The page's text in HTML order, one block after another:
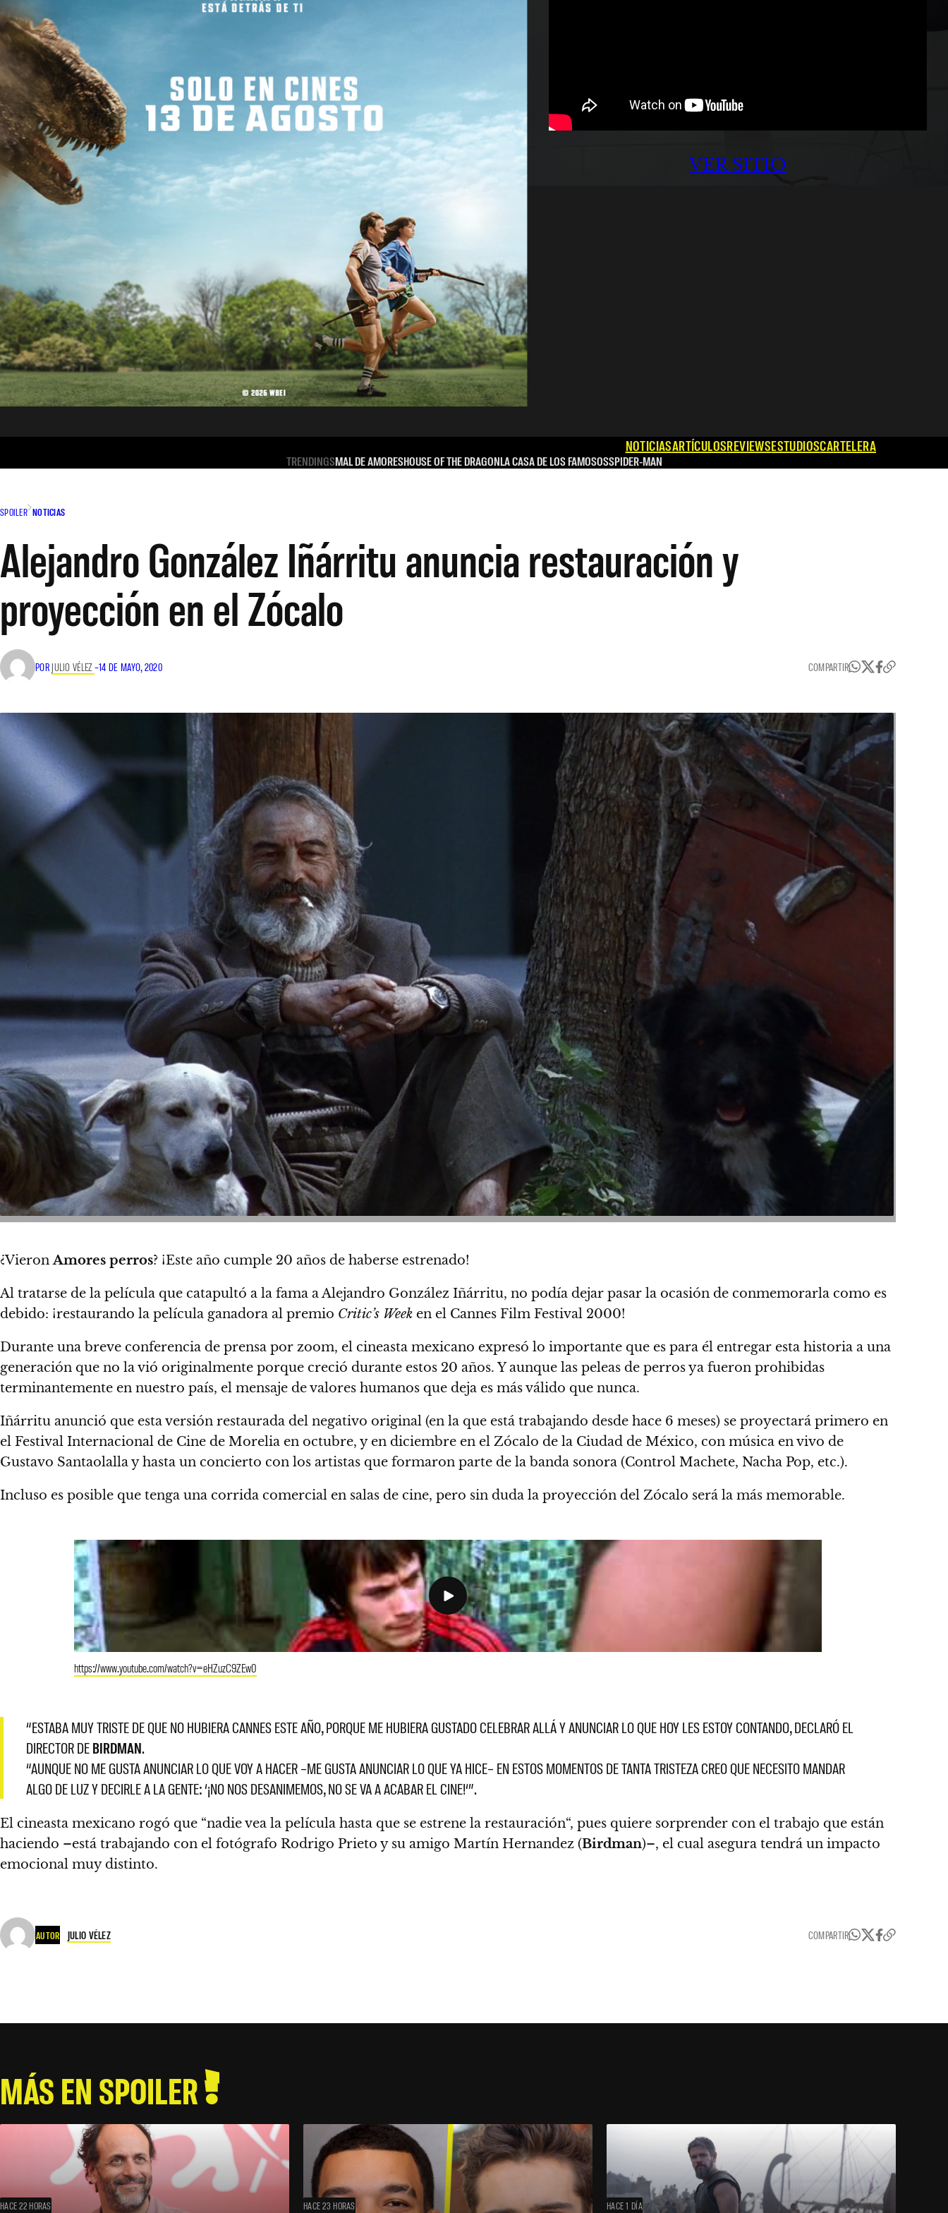
VER SITIO
NOTICIASARTÍCULOSREVIEWSESTUDIOSCARTELERA
TRENDINGSMAL DE AMORESHOUSE OF THE DRAGONLA CASA DE LOS FAMOSOSSPIDER-MAN
SPOILER NOTICIAS
Alejandro González Iñárritu anuncia restauración y
proyección en el Zócalo
POR JULIO VÉLEZ –14 DE MAYO, 2020 COMPARTIR
¿VieronAmores perros? ¡Este año cumple 20 años de haberse estrenado!
Al tratarse de la película que catapultó a la fama a Alejandro González Iñárritu, no podía dejar pasar la ocasión de conmemorarla como es
debido: ¡restaurando la película ganadora al premio Critic’s Week en el Cannes Film Festival 2000!
Durante una breve conferencia de prensa por zoom, el cineasta mexicano expresó lo importante que es para él entregar esta historia a una
generación que no la vió originalmente porque creció durante estos 20 años. Y aunque las peleas de perros ya fueron prohibidas
terminantemente en nuestro país, el mensaje de valores humanos que deja es más válido que nunca.
Iñárritu anunció que esta versión restaurada del negativo original (en la que está trabajando desde hace 6 meses) se proyectará primero en
el Festival Internacional de Cine de Morelia en octubre, y en diciembre en el Zócalo de la Ciudad de México, con música en vivo de
Gustavo Santaolalla y hasta un concierto con los artistas que formaron parte de la banda sonora (Control Machete, Nacha Pop, etc.).
Incluso es posible que tenga una corrida comercial en salas de cine, pero sin duda la proyección del Zócalo será la más memorable.
https://www.youtube.com/watch?v=eHZuzC9ZEw0
“ESTABA MUY TRISTE DE QUE NO HUBIERA CANNES ESTE AÑO, PORQUE ME HUBIERA GUSTADO CELEBRAR ALLÁ Y ANUNCIAR LO QUE HOY LES ESTOY CONTANDO, DECLARÓ EL
DIRECTOR DEBIRDMAN.
“AUNQUE NO ME GUSTA ANUNCIAR LO QUE VOY A HACER –ME GUSTA ANUNCIAR LO QUE YA HICE– EN ESTOS MOMENTOS DE TANTA TRISTEZA CREO QUE NECESITO MANDAR
ALGO DE LUZ Y DECIRLE A LA GENTE: ‘¡NO NOS DESANIMEMOS,NO SE VA A ACABAR EL CINE!‘”.
El cineasta mexicano rogó que “nadie vea la película hasta que se estrene la restauración“, pues quiere sorprender con el trabajo que están
haciendo –está trabajando con el fotógrafo Rodrigo Prieto y su amigo Martín Hernandez (Birdman)–, el cual asegura tendrá un impacto
emocional muy distinto.
AUTOR JULIO VÉLEZ COMPARTIR
MÁS EN SPOILER
HACE 22 HORAS HACE 23 HORAS HACE 1 DÍA